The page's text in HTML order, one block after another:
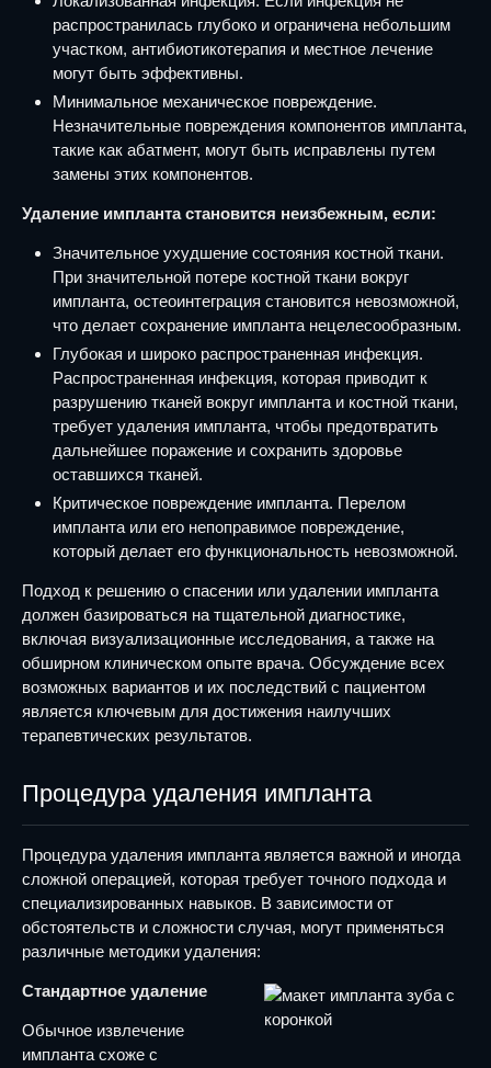
распространилась глубоко и ограничена небольшим
участком, антибиотикотерапия и местное лечение
могут быть эффективны.
Минимальное механическое повреждение.
Незначительные повреждения компонентов импланта,
такие как абатмент, могут быть исправлены путем
замены этих компонентов.
Удаление импланта становится неизбежным, если:
Значительное ухудшение состояния костной ткани.
При значительной потере костной ткани вокруг
импланта, остеоинтеграция становится невозможной,
что делает сохранение импланта нецелесообразным.
Глубокая и широко распространенная инфекция.
Распространенная инфекция, которая приводит к
разрушению тканей вокруг импланта и костной ткани,
требует удаления импланта, чтобы предотвратить
дальнейшее поражение и сохранить здоровье
оставшихся тканей.
Критическое повреждение импланта. Перелом
импланта или его непоправимое повреждение,
который делает его функциональность невозможной.
Подход к решению о спасении или удалении импланта
должен базироваться на тщательной диагностике,
включая визуализационные исследования, а также на
обширном клиническом опыте врача. Обсуждение всех
возможных вариантов и их последствий с пациентом
является ключевым для достижения наилучших
терапевтических результатов.
Процедура удаления импланта
Процедура удаления импланта является важной и иногда
сложной операцией, которая требует точного подхода и
специализированных навыков. В зависимости от
обстоятельств и сложности случая, могут применяться
различные методики удаления:
Стандартное удаление
Обычное извлечение
импланта схоже с